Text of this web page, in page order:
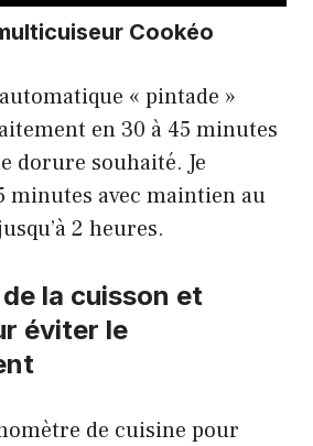
Cookéo
« pintade »
en 30 à 45 minutes
dorure souhaité. Je
minutes avec maintien au
2 heures.
la cuisson et
éviter le
de cuisine pour